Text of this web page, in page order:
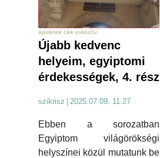
épületek cikk exkluzív
Újabb kedvenc
helyeim, egyiptomi
érdekességek, 4. rész
szikrisz 2025.07.09. 11:27
Ebben a sorozatban
Egyiptom világörökségi
helyszínei közül mutatunk be